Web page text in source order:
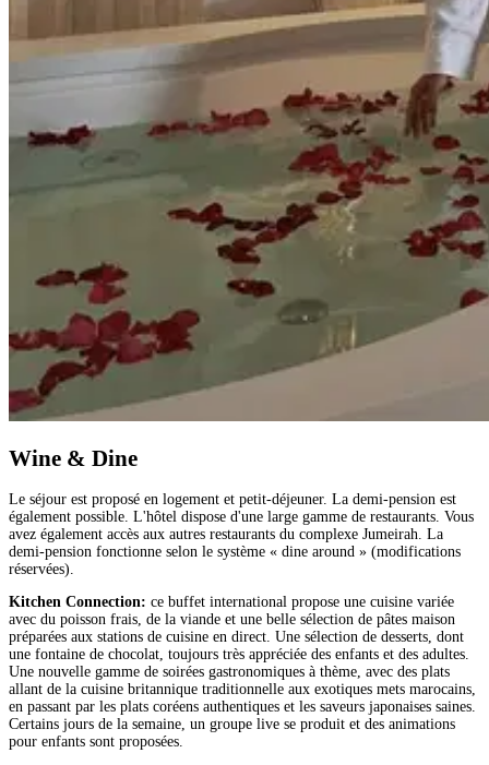
Wine & Dine
Le séjour est proposé en logement et petit-déjeuner. La demi-pension est
également possible. L'hôtel dispose d'une large gamme de restaurants. Vous
avez également accès aux autres restaurants du complexe Jumeirah. La
demi-pension fonctionne selon le système « dine around » (modifications
réservées).
Kitchen Connection: ce buffet international propose une cuisine variée
avec du poisson frais, de la viande et une belle sélection de pâtes maison
préparées aux stations de cuisine en direct. Une sélection de desserts, dont
une fontaine de chocolat, toujours très appréciée des enfants et des adultes.
Une nouvelle gamme de soirées gastronomiques à thème, avec des plats
allant de la cuisine britannique traditionnelle aux exotiques mets marocains,
en passant par les plats coréens authentiques et les saveurs japonaises saines.
Certains jours de la semaine, un groupe live se produit et des animations
pour enfants sont proposées.